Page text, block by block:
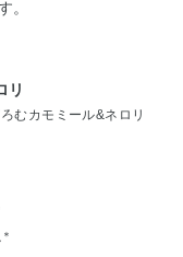
。
リ
むカモミール&ネロリ
＊